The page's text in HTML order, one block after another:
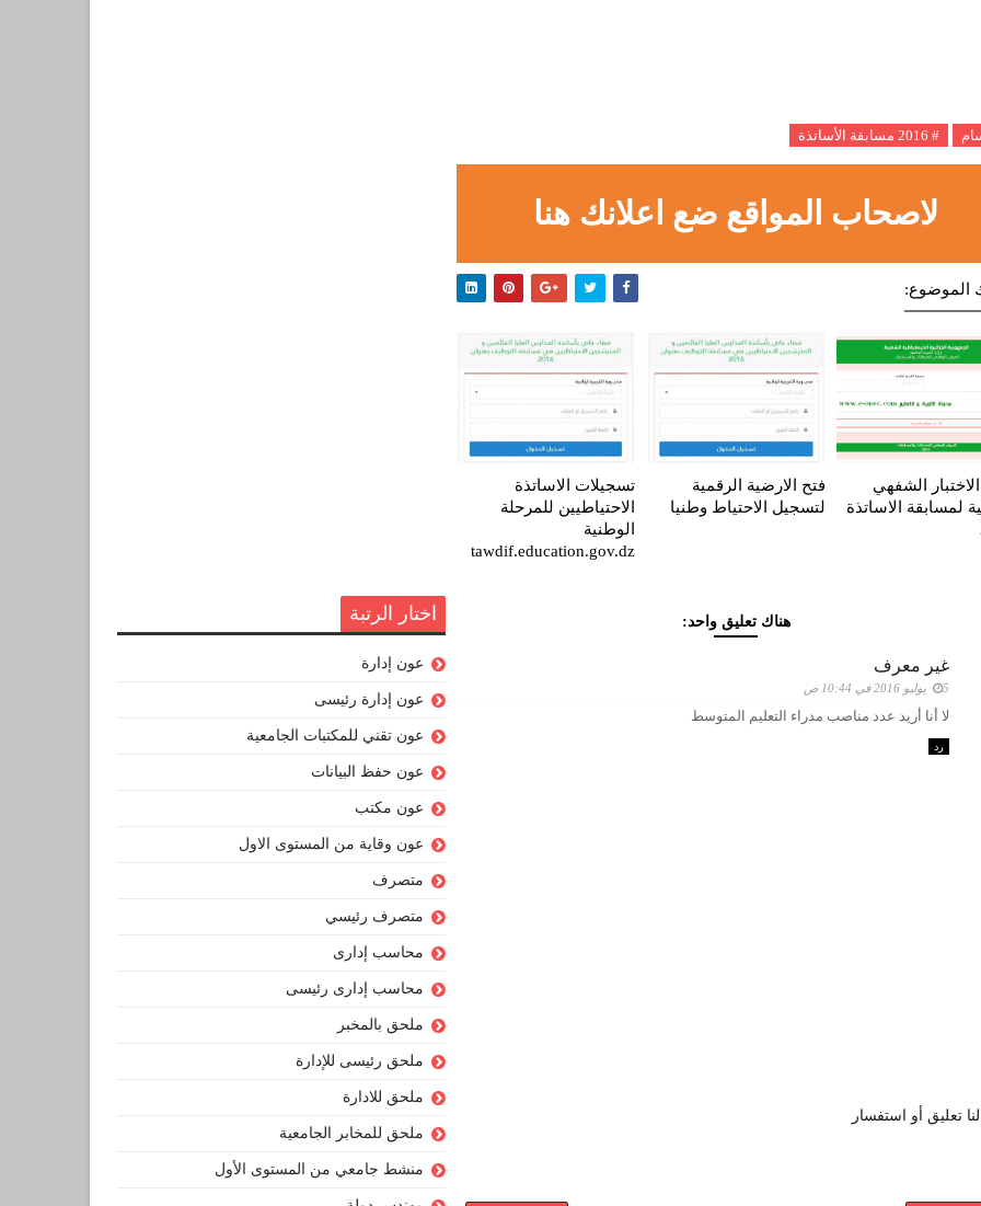
# 2016 مسابقة الأساتذة
لاصحاب المواقع ضع اعلانك هنا
الموضوع:
الاختبار الشفهي
لمسابقة الاساتذة
فتح الارضية الرقمية
لتسجيل الاحتياط وطنيا
تسجيلات الاساتذة
الاحتياطيين للمرحلة
الوطنية
tawdif.education.gov.dz
هناك تعليق واحد:
غير معرف
5 يوليو 2016 في 10:44 ص
لا أنا أريد عدد مناصب مدراء التعليم المتوسط
رد
تعليق أو استفسار
اختار الرتبة
عون إدارة
عون إدارة رئيسى
عون تقني للمكتبات الجامعية
عون حفظ البيانات
عون مكتب
عون وقاية من المستوى الاول
متصرف
متصرف رئيسي
محاسب إدارى
محاسب إدارى رئيسى
ملحق بالمخبر
ملحق رئيسى للإدارة
ملحق للادارة
ملحق للمخابر الجامعية
منشط جامعي من المستوى الأول